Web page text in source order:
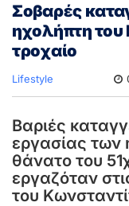
Σοβαρές
ηχολήπτη
τροχαίο
Lifestyle
Βαριές
εργασίας των
θάνατο του
εργαζόταν
του